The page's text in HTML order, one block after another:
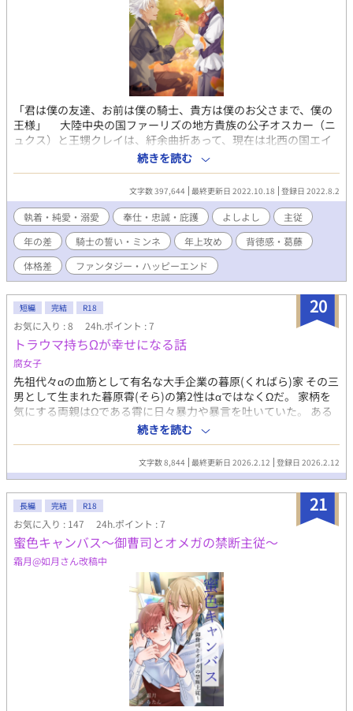
「君は僕の友達、お前は僕の騎士、貴方は僕のお父さまで、僕の
王様」 大陸中央の国ファーリズの地方貴族の公子オスカー（ニ
ュクス）と王甥クレイは、紆余曲折あって、現在は北西の国エイ
ンヘリアの成り上がり皇帝（保護者）と北西の国にお持ち帰りさ
れた被保護者（婚約者）。ついでに忠誠を誓った騎士と主――そ
んな本人たちも戸惑う複雑な関係性。 「父のように兄のようにお
世話をする、俺は俺からこの弱者を守らなければならない」 ニ
ュクスは、元々他国の血が混ざる公子だった。 「騎士の高貴さは
血筋ではなく人格による」 幼少期、騎士に憧れた公子に親や兄
は言った。 「金も権力もある。欲しいものは奪え、お前は周囲を
踏み台にして、人生を楽しむのだ」 俺はクレイに手を出しても
いい立場なんだ――だというのに俺の中の俺が「主君に手を出し
君を攻略したのだと」 一方のクレイは実父から「相手は一時的
に惑っているが、そのうち対象外になるだろう」「いざとなった
ら婚約破棄してやるので、限られた期間を好きに遊べ」と言われ
ている。 「僕は悲劇趣味なので、捨てられても大丈夫。それも幸
せ」 僕の騎士だか王様だかは、やんちゃで可愛い！ なんでも
お世話をしたがって、たまにドキドキさせるイケない色香を放つ
のだ……。 ――と、こんな二人が清らかに（？）仲良く致すお
話。 表紙イラスト：卯佐(うすけ)様作。 ※こちらは、完結したラ
イトBL作品に登場するキャラクターたちの外伝で、本編とは独立
した内容のものとなっております。 元作品：
https://www.alphapolis.co.jp/novel/313185858/164633708 本
編関係なく、この作品だけでお楽しみ頂けるようにキャラクター
と関係性のまとめを用意しています。
https://www.alphapolis.co.jp/novel/313185858/573659028/
完結のあと、作者の気分でもしかしたら番外編を追加することも
あるかもしれません。
続きを読む
文字数 397,644 最終更新日 2022.10.18 登録日 2022.8.2
執着・純愛・溺愛 奉仕・忠誠・庇護 よしよし
主従
年の差
騎士の誓い・ミンネ 年上攻め
背徳感・葛藤
体格差
ファンタジー・ハッピーエンド
20
短編 完結 R18
お気に入り : 8 24h.ポイント : 7
トラウマ持ちΩが幸せになる話
腐女子
先祖代々αの血筋として有名な大手企業の暮原(くればら)家 その三
男として生まれた暮原霄(そら)の第2性はαではなくΩだ。 家柄を
気にする両親はΩである霄に日々暴力や暴言を吐いていた。 ある
日、霄の人生の転機のチャンスが訪れる。 ライバル会社である、
阿澄(あすみ)家の長男とのお見合い。 これは霄が幸せになるため
の話＿＿＿＿ ※BL,トラウマ,嘔吐,微R18表現有
続きを読む
文字数 8,844 最終更新日 2026.2.12 登録日 2026.2.12
21
長編 完結 R18
お気に入り : 147 24h.ポイント : 7
蜜色キャンバス〜御曹司とオメガの禁断主従〜
霜月@如月さん改稿中